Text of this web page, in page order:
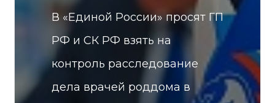
В «Единой России» просят ГП
РФ и СК РФ взять на
контроль расследование
дела врачей роддома в